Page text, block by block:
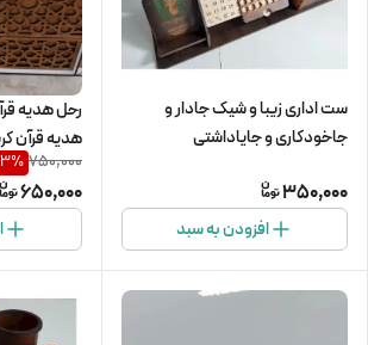
ست اداری زیبا و شیک جادار و
جاخودکاری و جایاداشتی
350,000
افزودن به سبد
رحل هدیه
هدیه قرآن
750,000
%
650,000